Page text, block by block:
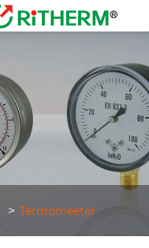
Termomeeter